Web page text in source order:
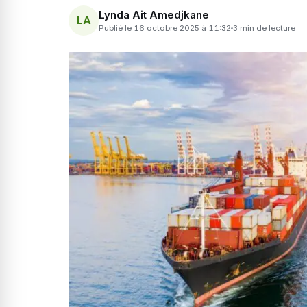
LA Lynda Ait Amedjkane
Publié le 16 octobre 2025 à 11:32 3 min de lecture